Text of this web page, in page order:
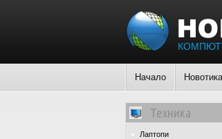
Начало Новотика
Техника
Лаптопи